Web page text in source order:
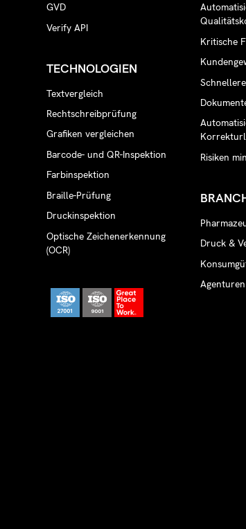
GVD
Verify API
TECHNOLOGIEN
Textvergleich
Rechtschreibprüfung
Grafiken vergleichen
Barcode- und QR-Inspektion
Farbinspektion
Braille-Prüfung
Druckinspektion
Optische Zeichenerkennung
(OCR)
Kritische
Risiken
Druck &
Agenturen